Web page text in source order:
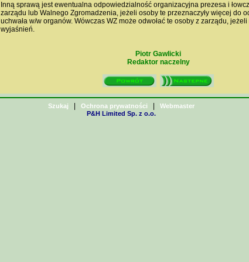
Inną sprawą jest ewentualna odpowiedzialność organizacyjna prezesa i
zarządu lub Walnego Zgromadzenia, jeżeli osoby te przeznaczyły więcej do
uchwała w/w organów. Wówczas WZ może odwołać te osoby z zarządu,
wyjaśnień.
Piotr Gawlicki
Redaktor naczelny
Szukaj Ochrona prywatności
Webmaster
P&H Limited Sp. z o.o.